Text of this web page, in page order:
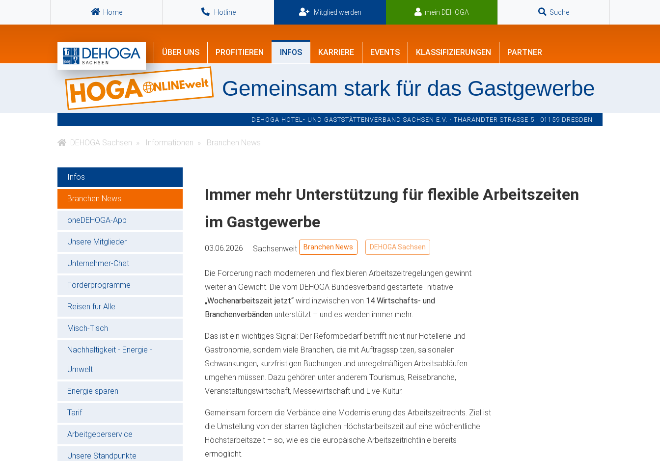
Home Hotline Mitglied werden mein DEHOGA Suche
ÜBER UNS PROFITIEREN INFOS KARRIERE EVENTS KLASSIFIZIERUNGEN PARTNER
Gemeinsam stark für das Gastgewerbe
DEHOGA HOTEL- UND GASTSTÄTTENVERBAND SACHSEN E.V. · THARANDTER STRASSE 5 · 01159 DRESDEN
DEHOGA Sachsen Informationen Branchen News
Infos
Branchen News
oneDEHOGA-App
Unsere Mitglieder
Unternehmer-Chat
Förderprogramme
Reisen für Alle
Misch-Tisch
Nachhaltigkeit - Energie -
Umwelt
Energie sparen
Tarif
Arbeitgeberservice
Unsere Standpunkte
Immer mehr Unterstützung für flexible Arbeitszeiten
im Gastgewerbe
03.06.2026 Sachsenweit Branchen News DEHOGA Sachsen
Die Forderung nach moderneren und flexibleren Arbeitszeitregelungen gewinnt
weiter an Gewicht. Die vom DEHOGA Bundesverband gestartete Initiative
„Wochenarbeitszeit jetzt“ wird inzwischen von 14 Wirtschafts- und
Branchenverbänden unterstützt – und es werden immer mehr.
Das ist ein wichtiges Signal: Der Reformbedarf betrifft nicht nur Hotellerie und
Gastronomie, sondern viele Branchen, die mit Auftragsspitzen, saisonalen
Schwankungen, kurzfristigen Buchungen und unregelmäßigen Arbeitsabläufen
umgehen müssen. Dazu gehören unter anderem Tourismus, Reisebranche,
Veranstaltungswirtschaft, Messewirtschaft und Live-Kultur.
Gemeinsam fordern die Verbände eine Modernisierung des Arbeitszeitrechts. Ziel ist
die Umstellung von der starren täglichen Höchstarbeitszeit auf eine wöchentliche
Höchstarbeitszeit – so, wie es die europäische Arbeitszeitrichtlinie bereits
ermöglicht.